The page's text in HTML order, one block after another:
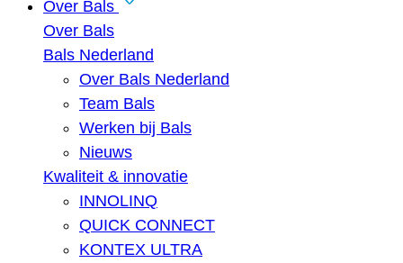
Over Bals
Over Bals
Bals Nederland
Over Bals Nederland
Team Bals
Werken bij Bals
Nieuws
Kwaliteit & innovatie
INNOLINQ
QUICK CONNECT
KONTEX ULTRA